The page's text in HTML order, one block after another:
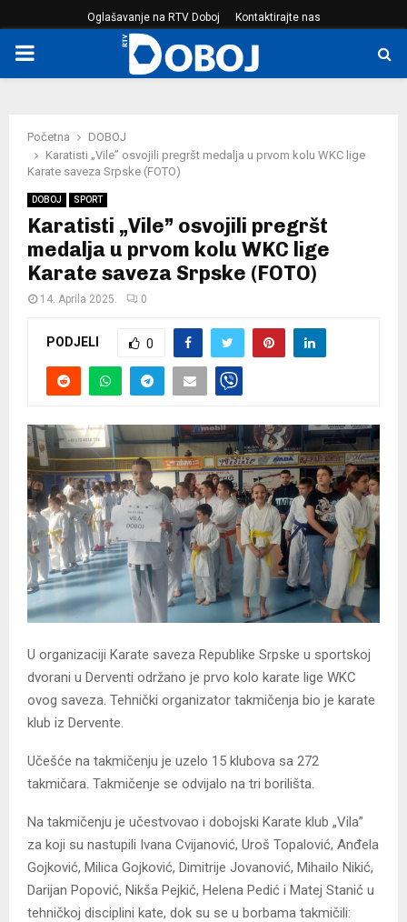
Oglašavanje na RTV Doboj Kontaktirajte nas
PRIMARY
Početna
DOBOJ
Karatisti „Vile” osvojili pregršt medalja u prvom kolu WKC lige
Karate saveza Srpske (FOTO)
DOBOJ SPORT
Karatisti „Vile” osvojili pregršt
medalja u prvom kolu WKC lige
Karate saveza Srpske (FOTO)
14. Aprila 2025. 0
PODJELI 0
U organizaciji Karate saveza Republike Srpske u sportskoj
dvorani u Derventi održano je prvo kolo karate lige WKC
ovog saveza. Tehnički organizator takmičenja bio je karate
klub iz Dervente.
Učešće na takmičenju je uzelo 15 klubova sa 272
takmičara. Takmičenje se odvijalo na tri borilišta.
Na takmičenju je učestvovao i dobojski Karate klub „Vila”
za koji su nastupili Ivana Cvijanović, Uroš Topalović, Anđela
Gojković, Milica Gojković, Dimitrije Jovanović, Mihailo Nikić,
Darijan Popović, Nikša Pejkić, Helena Pedić i Matej Stanić u
tehničkoj disciplini kate, dok su se u borbama takmičili: